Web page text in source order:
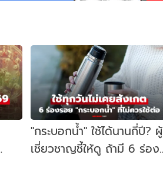
"กระบอกน้ำ" ใช้ได้นานกี่ปี? ผู้
เชี่ยวชาญชี้ให้ดู ถ้ามี 6 ร่อง